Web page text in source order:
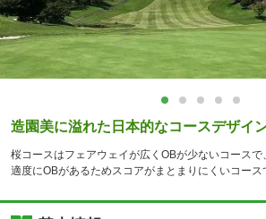
造園美に溢れた日本的なコースデザイ
桜コースはフェアウェイが広くOBが少ないコースで
適度にOBがあるためスコアがまとまりにくいコース